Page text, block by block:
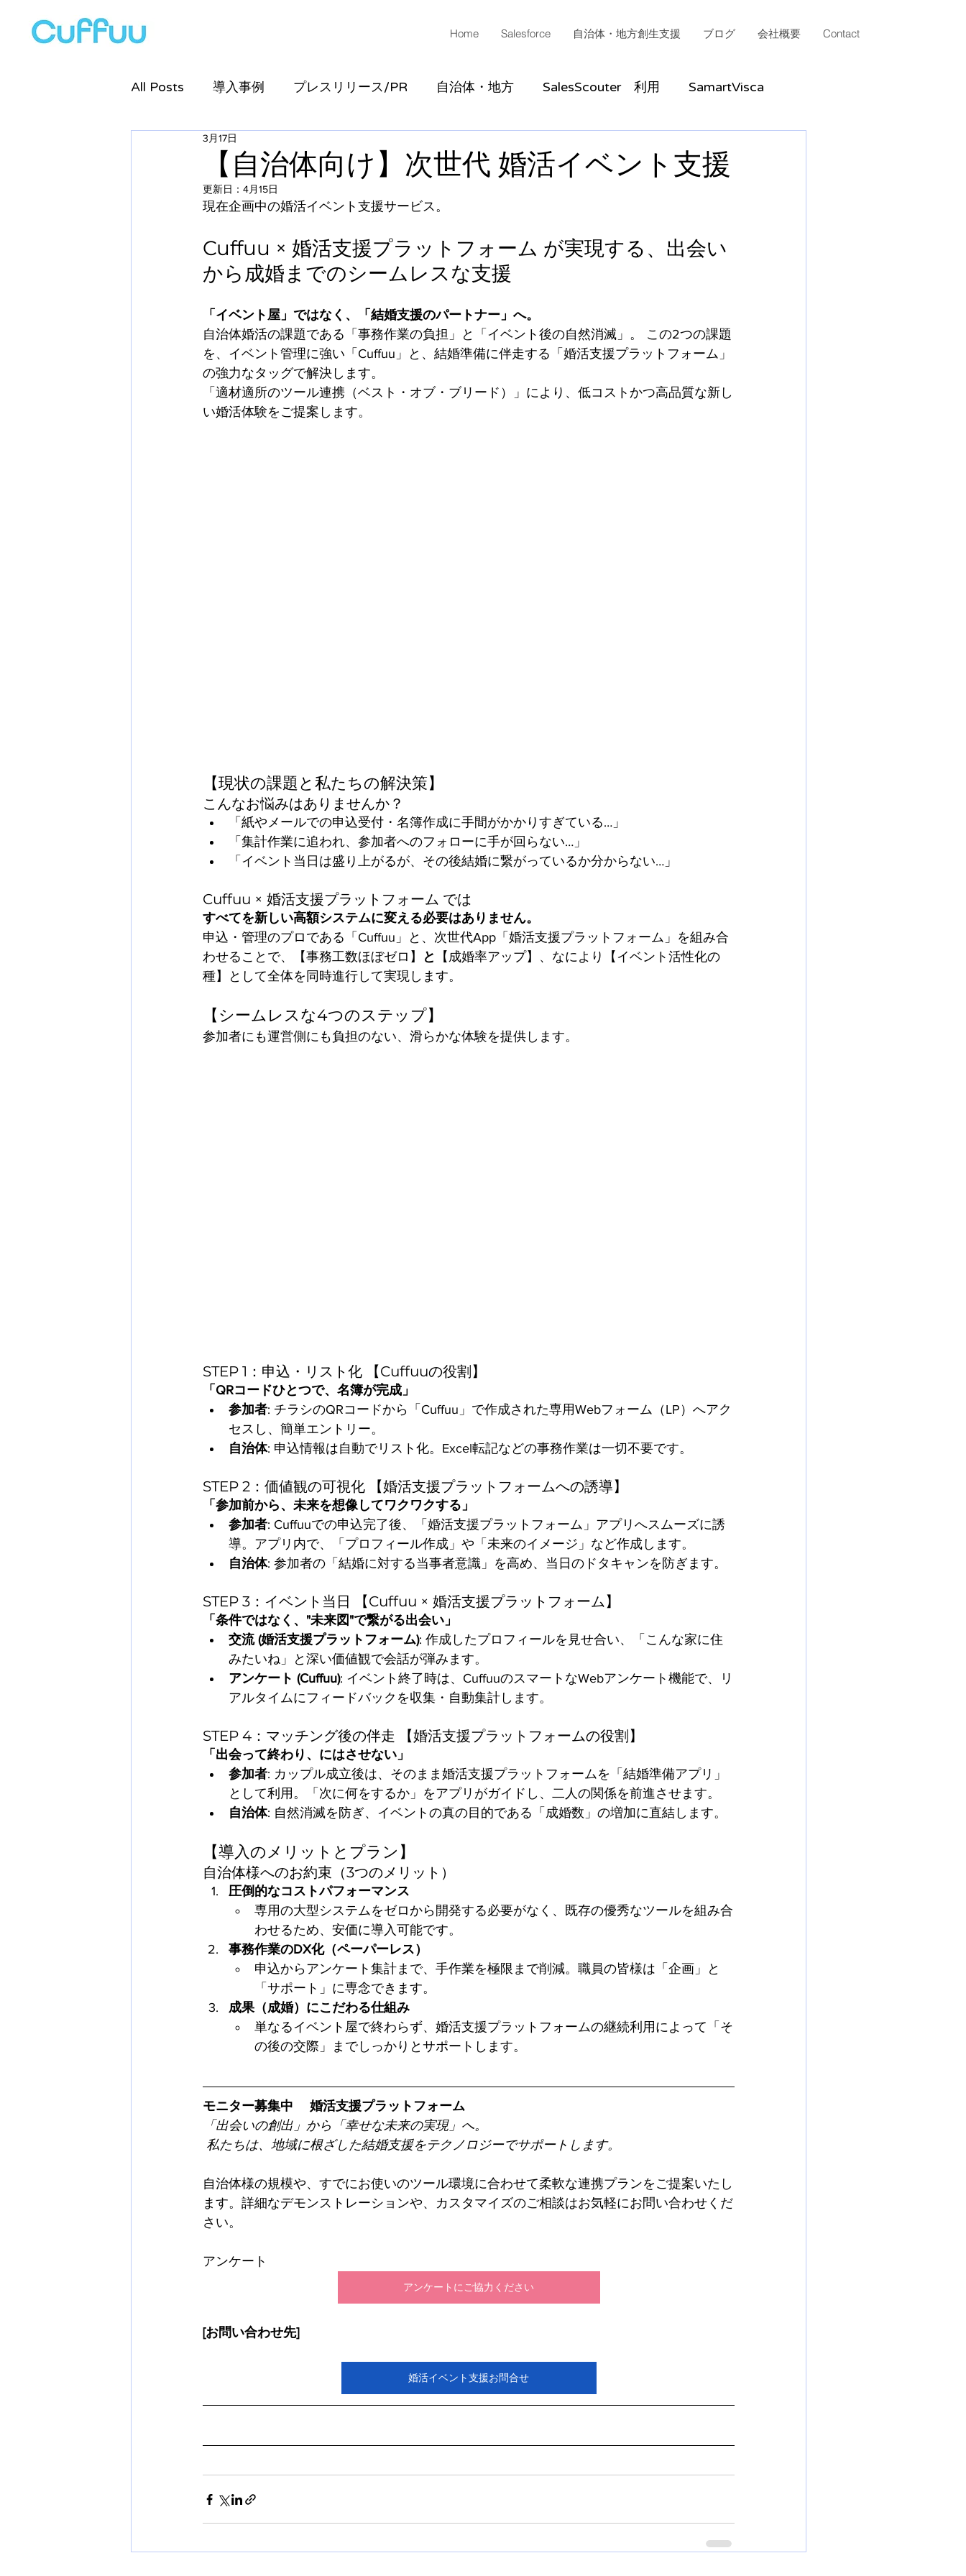
Home Salesforce 自治体・地方創生支援 ブログ 会社概要 Contact
All Posts 導入事例 プレスリリース/PR 自治体・地方 SalesScouter 利用 SamartVisca
Salesforce
【自治体向け】次世代 婚活イベント支援
3月17日
更新日： 4月15日
現在企画中の婚活イベント支援サービス。
Cuffuu × 婚活支援プラットフォーム が実現する、出会い
から成婚までのシームレスな支援
「イベント屋」ではなく、「結婚支援のパートナー」へ。
自治体婚活の課題である「事務作業の負担」と「イベント後の自然消滅」。 この2つの課題
を、イベント管理に強い「Cuffuu」と、結婚準備に伴走する「婚活支援プラットフォーム」
の強力なタッグで解決します。
「適材適所のツール連携（ベスト・オブ・ブリード）」により、低コストかつ高品質な新し
い婚活体験をご提案します。
【現状の課題と私たちの解決策】
こんなお悩みはありませんか？
「紙やメールでの申込受付・名簿作成に手間がかかりすぎている…」
「集計作業に追われ、参加者へのフォローに手が回らない…」
「イベント当日は盛り上がるが、その後結婚に繋がっているか分からない…」
Cuffuu × 婚活支援プラットフォーム では
すべてを新しい高額システムに変える必要はありません。
申込・管理のプロである「Cuffuu」と、次世代App「婚活支援プラットフォーム」を組み合
わせることで、【事務工数ほぼゼロ】
と
【成婚率アップ】、なにより【イベント活性化の
種】として全体を同時進行して実現します。
【シームレスな4つのステップ】
参加者にも運営側にも負担のない、滑らかな体験を提供します。
STEP 1：申込・リスト化 【Cuffuuの役割】
「QRコードひとつで、名簿が完成」
参加者: チラシのQRコードから「Cuffuu」で作成された専用Webフォーム（LP）へアク
セスし、簡単エントリー。
自治体: 申込情報は自動でリスト化。Excel転記などの事務作業は一切不要です。
STEP 2：価値観の可視化 【婚活支援プラットフォームへの誘導】
「参加前から、未来を想像してワクワクする」
参加者: Cuffuuでの申込完了後、「婚活支援プラットフォーム」アプリへスムーズに誘
導。アプリ内で、「プロフィール作成」や「未来のイメージ」など作成します。
自治体: 参加者の「結婚に対する当事者意識」を高め、当日のドタキャンを防ぎます。
STEP 3：イベント当日 【Cuffuu × 婚活支援プラットフォーム】
「条件ではなく、"未来図"で繋がる出会い」
交流 (婚活支援プラットフォーム): 作成したプロフィールを見せ合い、「こんな家に住
みたいね」と深い価値観で会話が弾みます。
アンケート (Cuffuu): イベント終了時は、CuffuuのスマートなWebアンケート機能で、リ
アルタイムにフィードバックを収集・自動集計します。
STEP 4：マッチング後の伴走 【婚活支援プラットフォームの役割】
「出会って終わり、にはさせない」
参加者: カップル成立後は、そのまま婚活支援プラットフォームを「結婚準備アプリ」
として利用。「次に何をするか」をアプリがガイドし、二人の関係を前進させます。
自治体: 自然消滅を防ぎ、イベントの真の目的である「成婚数」の増加に直結します。
【導入のメリットとプラン】
自治体様へのお約束（3つのメリット）
圧倒的なコストパフォーマンス
専用の大型システムをゼロから開発する必要がなく、既存の優秀なツールを組み合
わせるため、安価に導入可能です。
事務作業のDX化（ペーパーレス）
申込からアンケート集計まで、手作業を極限まで削減。職員の皆様は「企画」と
「サポート」に専念できます。
成果（成婚）にこだわる仕組み
単なるイベント屋で終わらず、婚活支援プラットフォームの継続利用によって「そ
の後の交際」までしっかりとサポートします。
モニター募集中 　婚活支援プラットフォーム
「出会いの創出」から「幸せな未来の実現」へ。
私たちは、地域に根ざした結婚支援をテクノロジーでサポートします。
自治体様の規模や、すでにお使いのツール環境に合わせて柔軟な連携プランをご提案いたし
ます。詳細なデモンストレーションや、カスタマイズのご相談はお気軽にお問い合わせくだ
さい。
アンケート
アンケートにご協力ください
[お問い合わせ先]
婚活イベント支援お問合せ